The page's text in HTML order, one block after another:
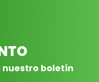
nuestro boletín